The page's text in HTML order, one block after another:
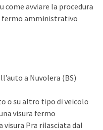
avviare la procedura
fermo amministrativo
a Nuvolera (BS)
o su altro tipo di veicolo
visura fermo
Pra rilasciata dal